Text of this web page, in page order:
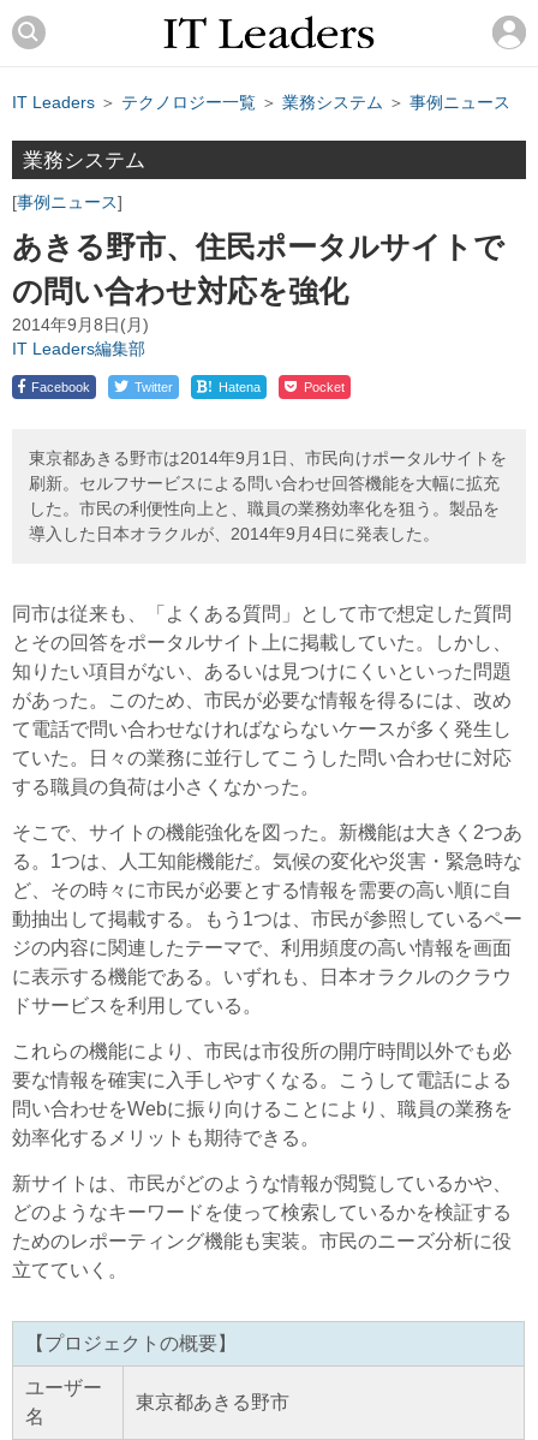
IT Leaders ＞ テクノロジー一覧 ＞ 業務システム ＞ 事例ニュース
業務システム
事例ニュース
あきる野市、住民ポータルサイトで
の問い合わせ対応を強化
2014年9月8日(月)
IT Leaders編集部
Facebook Twitter ! Hatena Pocket
東京都あきる野市は2014年9月1日、市民向けポータルサイトを
刷新。セルフサービスによる問い合わせ回答機能を大幅に拡充
した。市民の利便性向上と、職員の業務効率化を狙う。製品を
導入した日本オラクルが、2014年9月4日に発表した。
同市は従来も、「よくある質問」として市で想定した質問
とその回答をポータルサイト上に掲載していた。しかし、
知りたい項目がない、あるいは見つけにくいといった問題
があった。このため、市民が必要な情報を得るには、改め
て電話で問い合わせなければならないケースが多く発生し
ていた。日々の業務に並行してこうした問い合わせに対応
する職員の負荷は小さくなかった。
そこで、サイトの機能強化を図った。新機能は大きく2つあ
る。1つは、人工知能機能だ。気候の変化や災害・緊急時な
ど、その時々に市民が必要とする情報を需要の高い順に自
動抽出して掲載する。もう1つは、市民が参照しているペー
ジの内容に関連したテーマで、利用頻度の高い情報を画面
に表示する機能である。いずれも、日本オラクルのクラウ
ドサービスを利用している。
これらの機能により、市民は市役所の開庁時間以外でも必
要な情報を確実に入手しやすくなる。こうして電話による
問い合わせをWebに振り向けることにより、職員の業務を
効率化するメリットも期待できる。
新サイトは、市民がどのような情報が閲覧しているかや、
どのようなキーワードを使って検索しているかを検証する
ためのレポーティング機能も実装。市民のニーズ分析に役
立てていく。
【プロジェクトの概要】
ユーザー
名
東京都あきる野市